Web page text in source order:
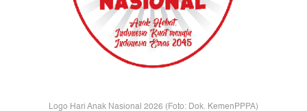
Logo Hari Anak Nasional 2026 (Foto: Dok. KemenPPPA)